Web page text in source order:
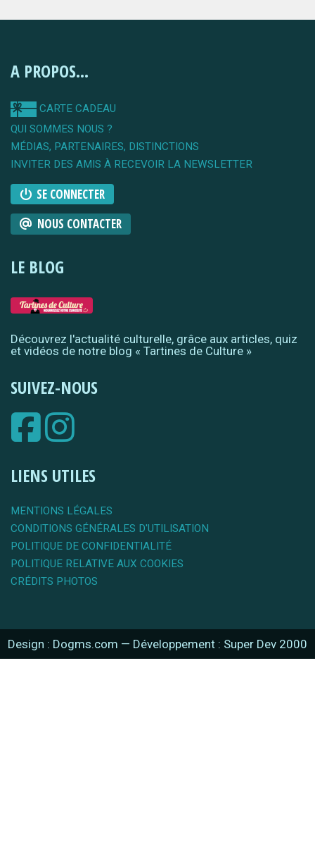
A PROPOS...
CARTE CADEAU
QUI SOMMES NOUS ?
MÉDIAS, PARTENAIRES, DISTINCTIONS
INVITER DES AMIS À RECEVOIR LA NEWSLETTER
SE CONNECTER
NOUS CONTACTER
LE BLOG
Découvrez l'actualité culturelle, grâce aux articles, quiz
et vidéos de notre blog « Tartines de Culture »
SUIVEZ-NOUS
LIENS UTILES
MENTIONS LÉGALES
CONDITIONS GÉNÉRALES D'UTILISATION
POLITIQUE DE CONFIDENTIALITÉ
POLITIQUE RELATIVE AUX COOKIES
CRÉDITS PHOTOS
Design : Dogms.com — Développement : Super Dev 2000